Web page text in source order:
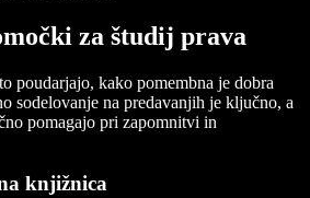
za študij prava
poudarjajo, kako pomembna je dobra
sodelovanje na predavanjih je ključno, a
pomagajo pri zapomnitvi in
knjižnica